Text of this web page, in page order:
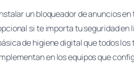
un bloqueador de anuncios en
si te importa tu seguridad en
de higiene digital que todos
en los equipos que